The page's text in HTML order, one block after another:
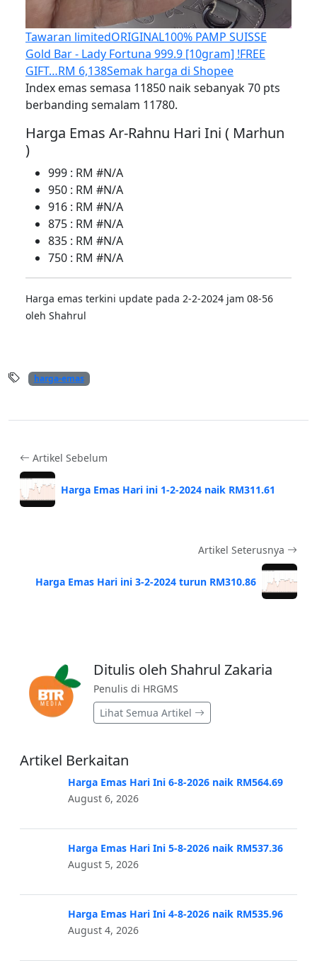
Tawaran limitedORIGINAL100% PAMP SUISSE
Gold Bar - Lady Fortuna 999.9 [10gram] !FREE
GIFT…RM 6,138Semak harga di Shopee
Index emas semasa 11850 naik sebanyak 70 pts
berbanding semalam 11780.
Harga Emas Ar-Rahnu Hari Ini ( Marhun
)
999 : RM #N/A
950 : RM #N/A
916 : RM #N/A
875 : RM #N/A
835 : RM #N/A
750 : RM #N/A
Harga emas terkini update pada 2-2-2024 jam 08-56
oleh Shahrul
harga-emas
Artikel Sebelum
Harga Emas Hari ini 1-2-2024 naik RM311.61
Artikel Seterusnya
Harga Emas Hari ini 3-2-2024 turun RM310.86
Ditulis oleh Shahrul Zakaria
Penulis di HRGMS
Lihat Semua Artikel
Artikel Berkaitan
Harga Emas Hari Ini 6-8-2026 naik RM564.69
August 6, 2026
Harga Emas Hari Ini 5-8-2026 naik RM537.36
August 5, 2026
Harga Emas Hari Ini 4-8-2026 naik RM535.96
August 4, 2026